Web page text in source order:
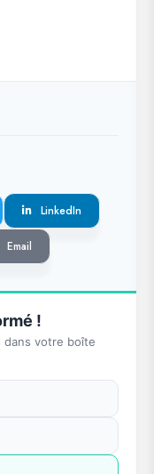
LinkedIn
Email
!
dans votre boîte